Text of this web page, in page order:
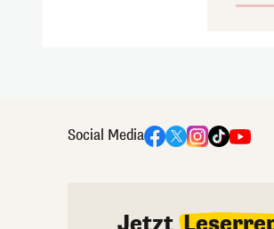
Social Media